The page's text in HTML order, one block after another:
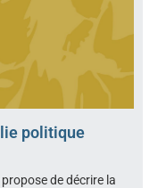
politique
de décrire la